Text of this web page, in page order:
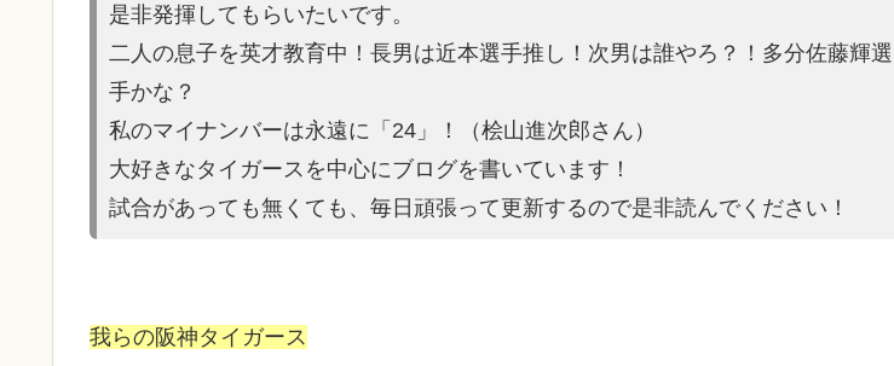
是非発揮してもらいたいです。
二人の息子を英才教育中！長男は近本選手推し！次男は誰やろ？！多分佐藤輝選
手かな？
私のマイナンバーは永遠に「24」！（桧山進次郎さん）
大好きなタイガースを中心にブログを書いています！
試合があって も無くても、毎日頑張って更新するので是非読んでください！
我らの阪神タイガース